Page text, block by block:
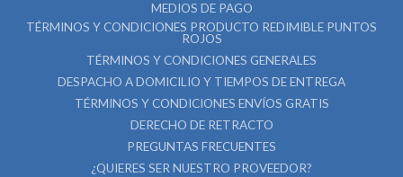
MEDIOS DE PAGO
TÉRMINOS Y CONDICIONES PRODUCTO REDIMIBLE PUNTOS
ROJOS
TÉRMINOS Y CONDICIONES GENERALES
DESPACHO A DOMICILIO Y TIEMPOS DE ENTREGA
TÉRMINOS Y CONDICIONES ENVÍOS GRATIS
DERECHO DE RETRACTO
PREGUNTAS FRECUENTES
¿QUIERES SER NUESTRO PROVEEDOR?